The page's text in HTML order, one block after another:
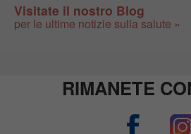
Visitate il nostro Blog
per le ultime notizie sulla salute »
RIMANETE